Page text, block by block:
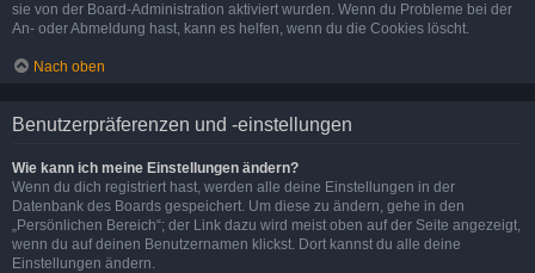
sie von der Board-Administration aktiviert wurden. Wenn du Probleme bei der
An- oder Abmeldung hast, kann es helfen, wenn du die Cookies löscht.
Nach oben
Benutzerpräferenzen und -einstellungen
Wie kann ich meine Einstellungen ändern?
Wenn du dich registriert hast, werden alle deine Einstellungen in der
Datenbank des Boards gespeichert. Um diese zu ändern, gehe in den
„Persönlichen Bereich“; der Link dazu wird meist oben auf der Seite angezeigt,
wenn du auf deinen Benutzernamen klickst. Dort kannst du alle deine
Einstellungen ändern.